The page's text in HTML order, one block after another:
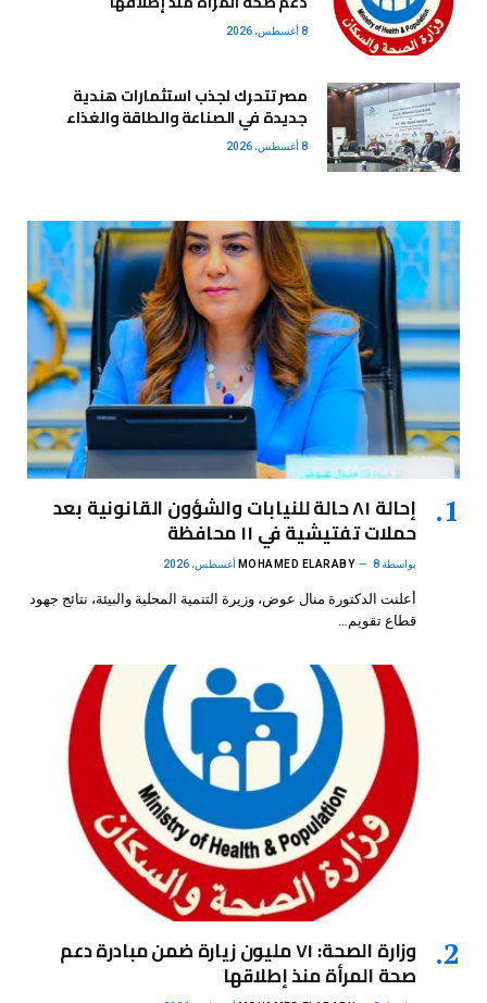
8 أغسطس، 2026
مصر تتحرك لجذب استثمارات هندية
جديدة في الصناعة والطاقة والغذاء
8 أغسطس، 2026
إحالة ٨١ حالة للنيابات والشؤون القانونية بعد
حملات تفتيشية في ١١ محافظة
بواسطة MOHAMED ELARABY 8 أغسطس، 2026
أعلنت الدكتورة منال عوض، وزيرة التنمية المحلية والبيئة، نتائج جهود
قطاع تقويم…
وزارة الصحة: ٧١ مليون زيارة ضمن مبادرة دعم
صحة المرأة منذ إطلاقها